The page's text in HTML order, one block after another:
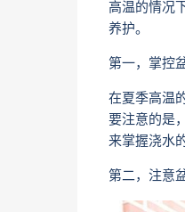
高温的情况
养护。
第一，掌控
在夏季高温
要注意的是
来掌握浇水
第二，注意